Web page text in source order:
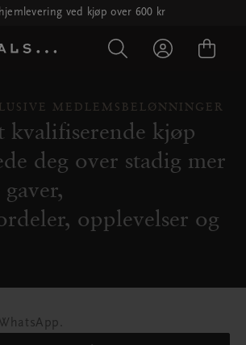
ved kjøp over 600 kr
MEDLEMSBELØNNINGER
kvalifiserende kjøp
deg over stadig mer
opplevelser og